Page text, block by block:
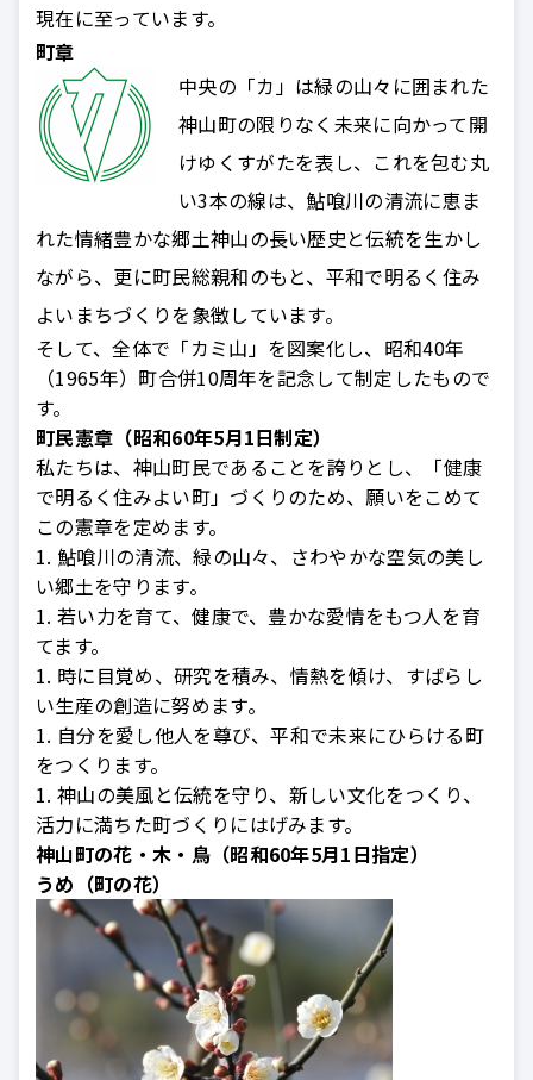
現在に至っています。
町章
中央の「カ」は緑の山々に囲まれた
神山町の限りなく未来に向かって開
けゆくすがたを表し、これを包む丸
い3本の線は、鮎喰川の清流に恵ま
れた情緒豊かな郷土神山の長い歴史と伝統を生かし
ながら、更に町民総親和のもと、平和で明るく住み
よいまちづくりを象徴しています。
そして、全体で「カミ山」を図案化し、昭和40年
（1965年）町合併10周年を記念して制定したもので
す。
町民憲章（昭和60年5月1日制定）
私たちは、神山町民であることを誇りとし、「健康
で明るく住みよい町」づくりのため、願いをこめて
この憲章を定めます。
1. 鮎喰川の清流、緑の山々、さわやかな空気の美し
い郷土を守ります。
1. 若い力を育て、健康で、豊かな愛情をもつ人を育
てます。
1. 時に目覚め、研究を積み、情熱を傾け、すばらし
い生産の創造に努めます。
1. 自分を愛し他人を尊び、平和で未来にひらける町
をつくります。
1. 神山の美風と伝統を守り、新しい文化をつくり、
活力に満ちた町づくりにはげみます。
神山町の花・木・鳥（昭和60年5月1日指定）
うめ（町の花）